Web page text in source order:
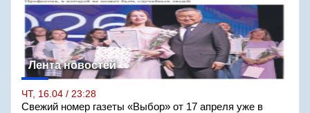
Лента новостей
ЧТ, 16.04 / 23:28
Свежий номер газеты «Выбор» от 17 апреля уже в